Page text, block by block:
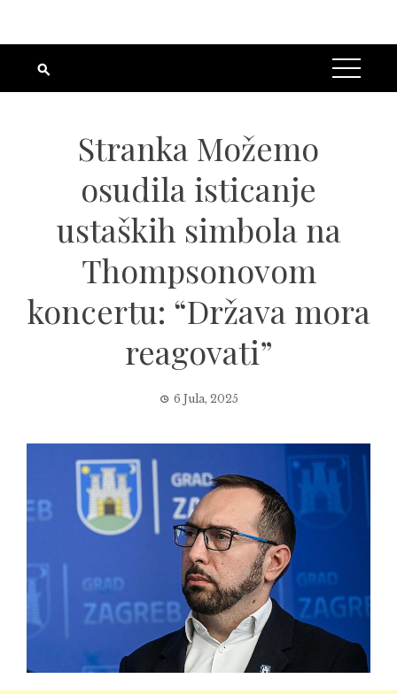
Stranka Možemo
osudila isticanje
ustaških simbola na
Thompsonovom
koncertu: “Država mora
reagovati”
6 Jula, 2025